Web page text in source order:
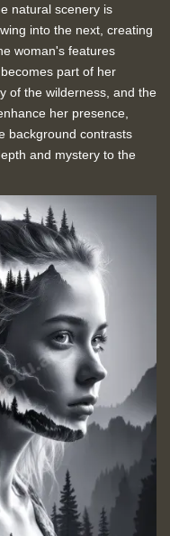
natural scenery is
into the next, creating
woman's features
part of her
of the wilderness, and the
her presence,
background contrasts
and mystery to the